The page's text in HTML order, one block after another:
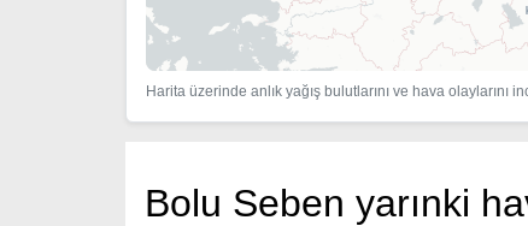
Harita üzerinde anlık yağış bulutlarını ve hava olaylarını
Bolu Seben yarınki